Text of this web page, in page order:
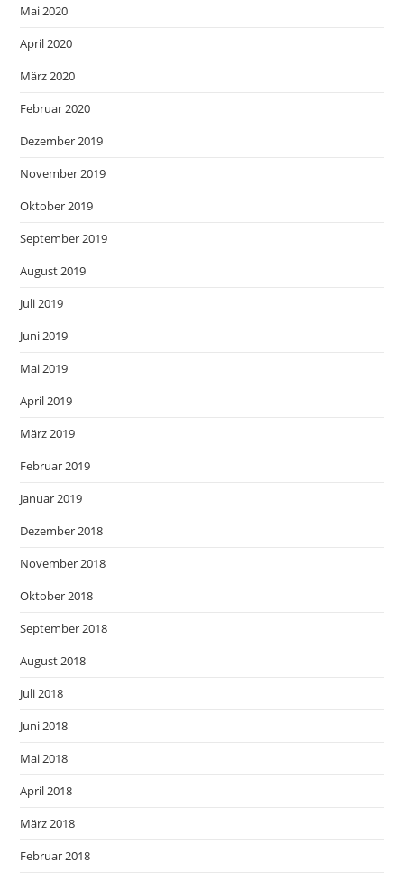
Mai 2020
April 2020
März 2020
Februar 2020
Dezember 2019
November 2019
Oktober 2019
September 2019
August 2019
Juli 2019
Juni 2019
Mai 2019
April 2019
März 2019
Februar 2019
Januar 2019
Dezember 2018
November 2018
Oktober 2018
September 2018
August 2018
Juli 2018
Juni 2018
Mai 2018
April 2018
März 2018
Februar 2018